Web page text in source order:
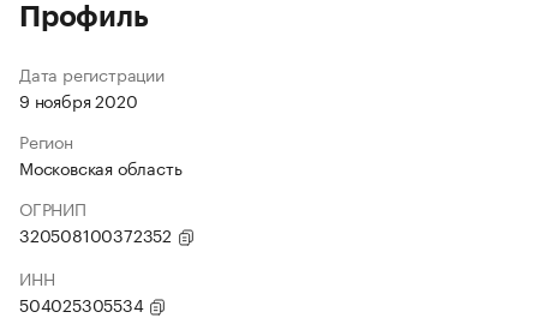
Профиль
Дата регистрации
9 ноября 2020
Регион
Московская область
ОГРНИП
320508100372352
ИНН
504025305534